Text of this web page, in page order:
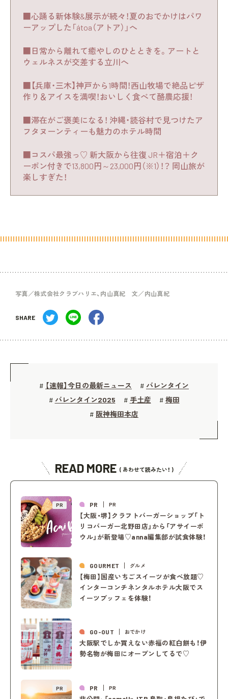
■心踊る新体験&展示が続々！夏のおでかけはパワ
ーアップした「átoa（アトア）」へ
■日常から離れて癒やしのひとときを。アートと
ウェルネスが交差する立川へ
■【兵庫・三木】神戸から1時間！西山牧場で絶品ピザ
作り＆アイスを満喫！おいしく食べて酪農応援！
■滞在がご褒美になる！ 沖縄・読谷村で見つけたア
フタヌーンティーも魅力のホテル時間
■コスパ最強っ♡ 新大阪から往復 JR＋宿泊＋ク
ーポン付きで13,800円～23,000円（※1）！？ 岡山旅が
楽しすぎた！
写真／株式会社クラブハリエ、内山真紀 文／内山真紀
SHARE
# 【速報】今日の最新ニュース # バレンタイン
# バレンタイン2025 # 手土産 # 梅田
# 阪神梅田本店
READ MORE ( あわせて読みたい！ )
PR PR PR
【大阪・堺】クラフトバーガーショップ「ト
リコバーガー北野田店」から「アサイーボ
ウル」が新登場♡anna編集部が試食体験！
GOURMET グルメ
【梅田】国産いちごスイーツが食べ放題♡
インターコンチネンタルホテル大阪でス
イーツブッフェを体験！
GO-OUT おでかけ
大阪駅でしか買えない赤福の紅白餅も！伊
勢名物が梅田にオープンしてるで♡
PR PR PR